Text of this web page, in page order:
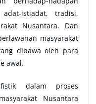
istiadat, tradisi,
Nusantara. Dan
masyarakat
dibawa oleh para
awal.
dalam proses
Nusantara